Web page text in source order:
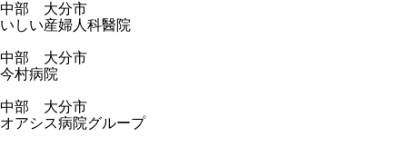
中部 大分市
いしい産婦人科醫院
中部 大分市
今村病院
中部 大分市
オアシス病院グループ